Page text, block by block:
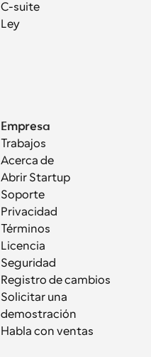
C-suite
Ley
Empresa
Trabajos
Acerca de
Abrir Startup
Soporte
Privacidad
Términos
Licencia
Seguridad
Registro de cambios
Solicitar una
demostración
Habla con ventas